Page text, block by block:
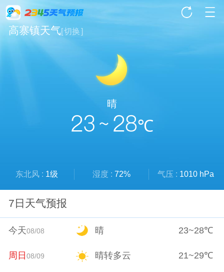
高寨镇天气[切换]
晴
23 ~ 28℃
东北风 : 1级 湿度 : 72% 气压 : 1010 hPa
7日天气预报
今天08/08 晴 23~28℃
周日08/09 晴转多云 21~29℃